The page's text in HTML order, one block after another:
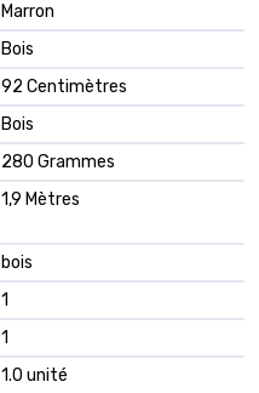
Marron
Bois
92 Centimètres
Bois
280 Grammes
1,9 Mètres
bois
1
1
1.0 unité